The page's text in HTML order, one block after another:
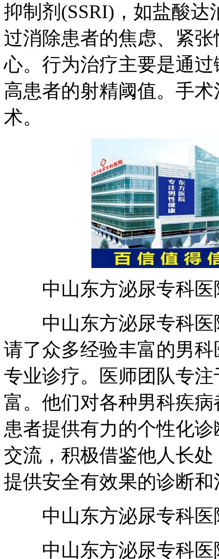
抑制剂(SSRI)，如盐酸
过消除患者的焦虑、紧
心。行为治疗主要是通
高患者的射精阈值。手
术。
中山东方泌尿专科医
中山东方泌尿专科医
请了众多经验丰富的男
专业诊疗。医师团队专
富。他们对各种男科疾
患者提供有力的个性化
交流，积极借鉴他人长
提供安全有效果的诊断
中山东方泌尿专科医
中山东方泌尿专科医